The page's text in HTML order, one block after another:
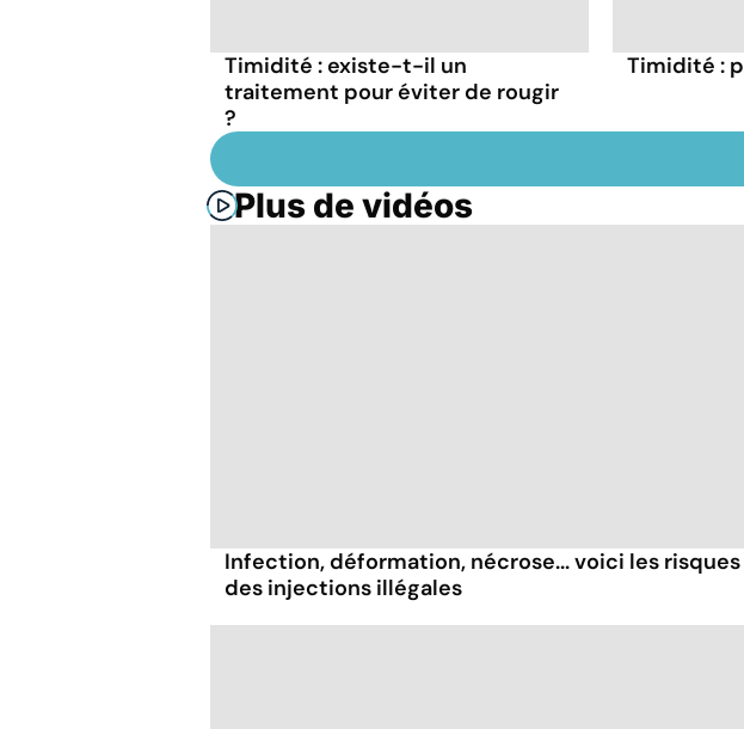
Timidité : existe-t-il un
traitement pour éviter de rougir
?
Timidité :
Plus de vidéos
Infection, déformation, nécrose... voici les risques
des injections illégales